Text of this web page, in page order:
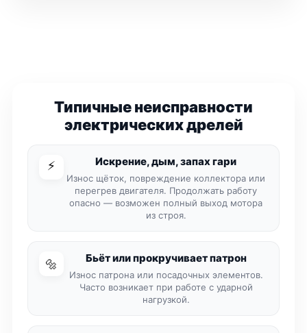
Типичные неисправности
электрических дрелей
⚡ Искрение, дым, запах гари
Износ щёток, повреждение коллектора или
перегрев двигателя. Продолжать работу
опасно — возможен полный выход мотора
из строя.
🔩 Бьёт или прокручивает патрон
Износ патрона или посадочных элементов.
Часто возникает при работе с ударной
нагрузкой.